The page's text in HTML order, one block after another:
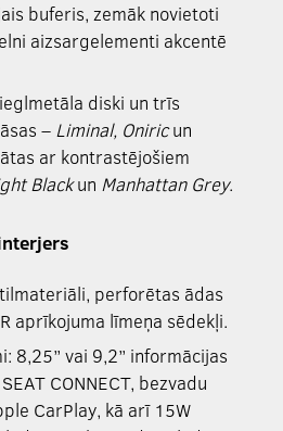
buferis, zemāk novietoti
aizsarg­elementi akcentē
diski un trīs
– Liminal, Oniricun
ar kontrastējošiem
Blackun Manhattan Grey.
perforētas ādas
aprīkojuma līmeņa sēdekļi.
8,25” vai 9,2” informācijas
CONNECT, bezvadu
CarPlay, kā arī 15W